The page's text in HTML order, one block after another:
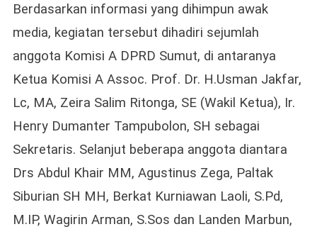
Berdasarkan informasi yang dihimpun awak
media, kegiatan tersebut dihadiri sejumlah
anggota Komisi A DPRD Sumut, di antaranya
Ketua Komisi A Assoc. Prof. Dr. H.Usman Jakfar,
Lc, MA, Zeira Salim Ritonga, SE (Wakil Ketua), Ir.
Henry Dumanter Tampubolon, SH sebagai
Sekretaris. Selanjut beberapa anggota diantara
Drs Abdul Khair MM, Agustinus Zega, Paltak
Siburian SH MH, Berkat Kurniawan Laoli, S.Pd,
M.IP, Wagirin Arman, S.Sos dan Landen Marbun,